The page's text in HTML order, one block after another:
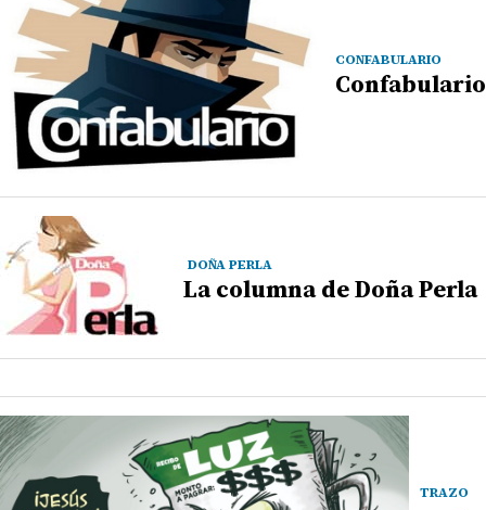
CONFABULARIO
Confabulario
DOÑA PERLA
La columna de Doña Perla
TRAZO